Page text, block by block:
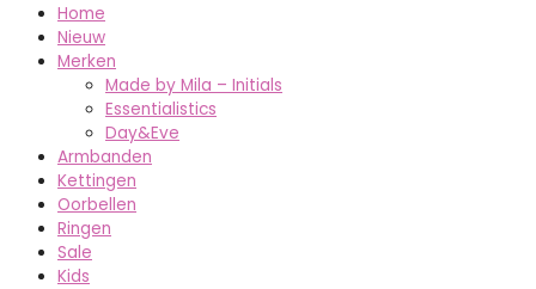
Home
Nieuw
Merken
Made by Mila – Initials
Essentialistics
Day&Eve
Armbanden
Kettingen
Oorbellen
Ringen
Sale
Kids